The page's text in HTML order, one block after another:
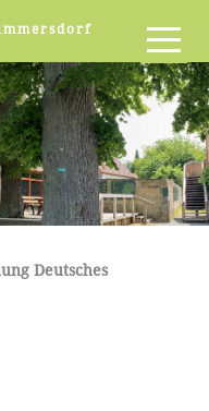
Deutsches